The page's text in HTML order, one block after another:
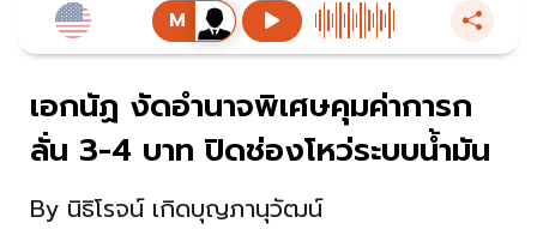
เอกนัฏ งัดอำนาจพิเศษคุมค่าการก
ลั่น 3-4 บาท ปิดช่องโหว่ระบบน้ำมัน
By นิธิโรจน์ เกิดบุญภานุวัฒน์